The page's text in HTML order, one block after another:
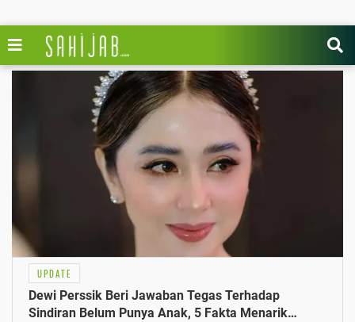
UPDATE
Dewi Perssik Beri Jawaban Tegas Terhadap
Sindiran Belum Punya Anak, 5 Fakta Menarik